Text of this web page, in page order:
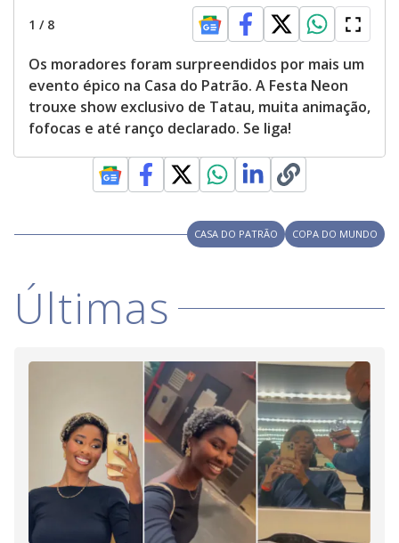
1 / 8
Os moradores foram surpreendidos por mais um
evento épico na Casa do Patrão. A Festa Neon
trouxe show exclusivo de Tatau, muita animação,
fofocas e até ranço declarado. Se liga!
CASA DO PATRÃO COPA DO MUNDO
Últimas